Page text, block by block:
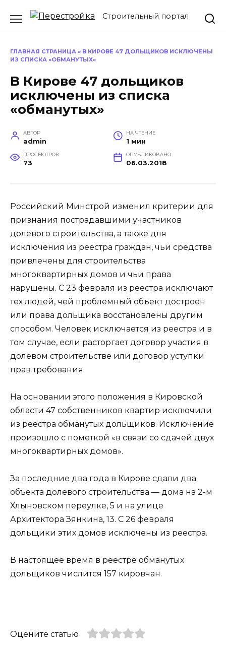
Строительный портал
ГЛАВНАЯ СТРАНИЦА » В КИРОВЕ 47 ДОЛЬЩИКОВ ИСКЛЮЧЕНЫ
ИЗ СПИСКА «ОБМАНУТЫХ»
В Кирове 47 дольщиков
исключены из списка
«обманутых»
АВТОР
admin
НА ЧТЕНИЕ
1 мин
ПРОСМОТРОВ
73
ОПУБЛИКОВАНО
06.03.2018
Российский Минстрой изменил критерии для
признания пострадавшими участников
долевого строительства, а также для
исключения из реестра граждан, чьи средства
привлечены для строительства
многоквартирных домов и чьи права
нарушены. С 23 февраля из реестра исключают
тех людей, чей проблемный объект достроен
или права дольщика восстановлены другим
способом. Человек исключается из реестра и в
том случае, если расторгает договор участия в
долевом строительстве или договор уступки
прав требования.
На основании этого положения в Кировской
области 47 собственников квартир исключили
из реестра обманутых дольщиков. Исключение
произошло с пометкой «в связи со сдачей двух
многоквартирных домов».
За последние два года в Кирове сдали два
объекта долевого строительства — дома на 2-м
Хлыновском переулке, 5 и на улице
Архитектора Зянкина, 13. С 26 февраля
дольщики этих домов исключены из реестра.
В настоящее время в реестре обманутых
дольщиков числится 157 кировчан.
Оцените статью